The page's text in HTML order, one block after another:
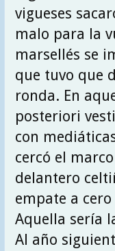
vigueses
malo para la
marsellés se
que tuvo que
ronda. En
posteriori
con
cercó el
delantero
empate a
Aquella sería
Al año